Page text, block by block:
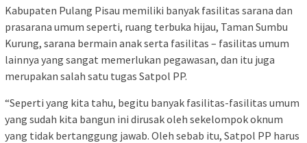
Kabupaten Pulang Pisau memiliki banyak fasilitas sarana dan
prasarana umum seperti, ruang terbuka hijau, Taman Sumbu
Kurung, sarana bermain anak serta fasilitas – fasilitas umum
lainnya yang sangat memerlukan pegawasan, dan itu juga
merupakan salah satu tugas Satpol PP.
“Seperti yang kita tahu, begitu banyak fasilitas-fasilitas umum
yang sudah kita bangun ini dirusak oleh sekelompok oknum
yang tidak bertanggung jawab. Oleh sebab itu, Satpol PP harus